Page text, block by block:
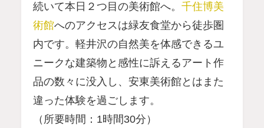
続いて本日２つ目の美術館へ。 千住博美
術館へのアクセスは緑友食堂から徒歩圏
内です。軽井沢の自然美を体感できるユ
ニークな建築物と感性に訴えるアート作
品の数々に没入し、安東美術館とはまた
違った体験を過ごします。
（所要時間：1時間30分）